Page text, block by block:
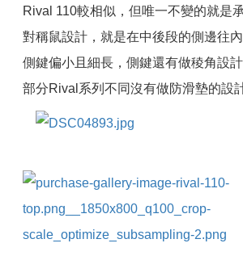
Rival 110較相似，但唯一不變的就是
對稱鼠設計，就是在中後段的側邊往
側鍵偏小且細長，側鍵還有做稜角設
部分Rival系列不同沒有做防滑墊的設計